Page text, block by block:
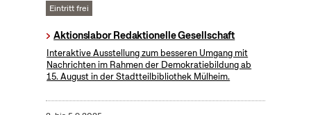
Eintritt frei
Aktionslabor Redaktionelle Gesellschaft
Interaktive Ausstellung zum besseren Umgang mit
Nachrichten im Rahmen der Demokratiebildung ab
15. August in der Stadtteilbibliothek Mülheim.